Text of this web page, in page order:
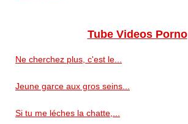
Tube Videos Porno
Ne cherchez plus, c'est le...
Jeune garce aux gros seins...
Si tu me léches la chatte,...